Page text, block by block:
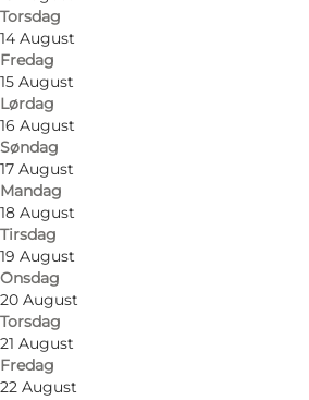
Torsdag
14 August
Fredag
15 August
Lørdag
16 August
Søndag
17 August
Mandag
18 August
Tirsdag
19 August
Onsdag
20 August
Torsdag
21 August
Fredag
22 August
en blomsterbutik med dybe
håndværk og en stærk tradition
Butikkens historie går helt
blomsterforretningen
blev grundlagt i Odense. Siden
blomsterhåndværket udviklet
generationer og danner i dag
Bloomit Odense.
Hos Bloomit Odense arbejdes
med friske blomster og kreative
blomsterdekorationer.
sine smukke håndbundne